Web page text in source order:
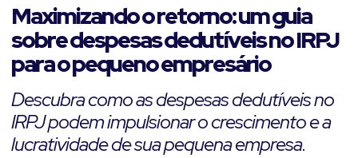
Maximizando o retorno: um guia
sobre despesas dedutíveis no IRPJ
para o pequeno empresário
Descubra como as despesas dedutíveis no
IRPJ podem impulsionar o crescimento e a
lucratividade de sua pequena empresa.